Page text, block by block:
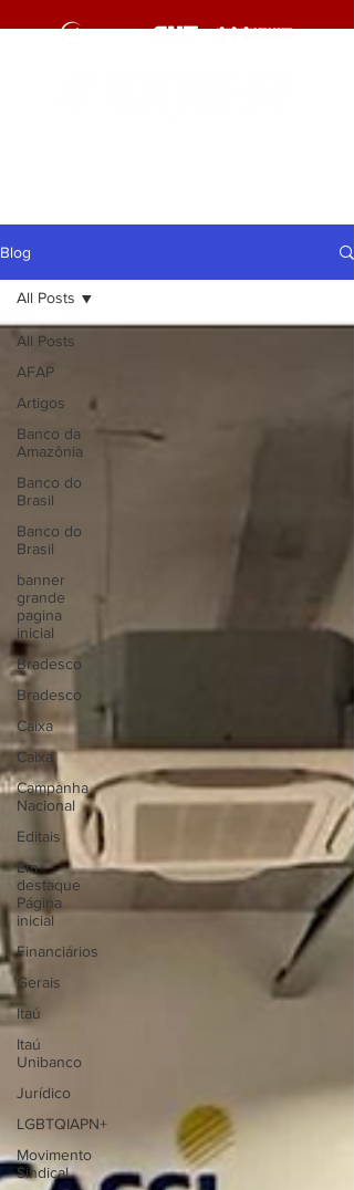
Blog
All Posts
AFAP
Artigos
Banco da
Amazônia
Banco do
Brasil
Banco do
Brasil
banner
grande
pagina
inicial
Bradesco
Bradesco
Caixa
Caixa
Campanha
Nacional
Editais
Em
destaque
Página
inicial
Financiários
Gerais
Itaú
Itaú
Unibanco
Jurídico
LGBTQIAPN+
Movimento
Sindical
All Posts